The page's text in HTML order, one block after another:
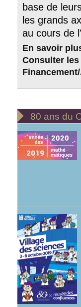
base de
les grands
au cours de
En savoir
Consulter
 80 ans du